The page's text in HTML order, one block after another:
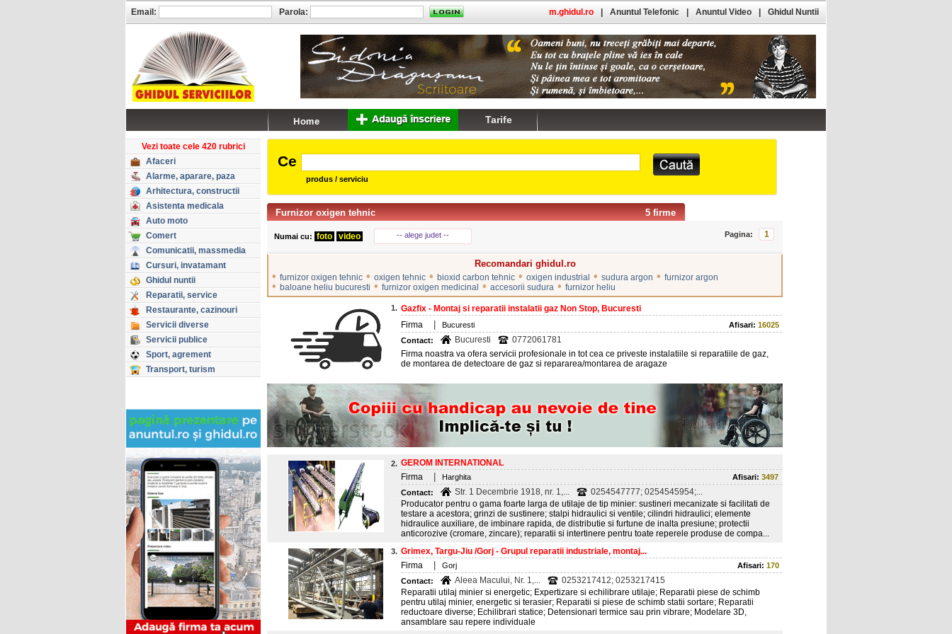
Vezi toate cele 420 rubrici
Afaceri
Alarme, aparare, paza
Arhitectura, constructii
Asistenta medicala
Auto moto
Comert
Comunicatii, massmedia
Cursuri, invatamant
Ghidul nuntii
Reparatii, service
Restaurante, cazinouri
Servicii diverse
Servicii publice
Sport, agrement
Transport, turism
Ce
produs / serviciu
5 firme
Furnizor oxigen tehnic
Numai cu: foto video -- alege judet -- Pagina: 1
Recomandari ghidul.ro
• furnizor oxigen tehnic • oxigen tehnic • bioxid carbon tehnic • oxigen industrial • sudura argon • furnizor argon
• baloane heliu bucuresti • furnizor oxigen medicinal • accesorii sudura • furnizor heliu
1. Gazfix - Montaj si reparatii instalatii gaz Non Stop, Bucuresti
Firma
Bucuresti Afisari: 16025
Contact:
Bucuresti
0772061781
Firma noastra va ofera servicii profesionale in tot cea ce priveste instalatiile si reparatiile de gaz,
de montarea de detectoare de gaz si repararea/montarea de aragaze
2. GEROM INTERNATIONAL
Firma
Harghita Afisari: 3497
Contact:
Str. 1 Decembrie 1918, nr. 1,...
0254547777; 0254545954;...
Producator pentru o gama foarte larga de utilaje de tip minier: sustineri mecanizate si facilitati de
testare a acestora; grinzi de sustinere; stalpi hidraulici si ventile; cilindri hidraulici; elemente
hidraulice auxiliare, de imbinare rapida, de distributie si furtune de inalta presiune; protectii
anticorozive (cromare, zincare); reparatii si intertinere pentru toate reperele produse de compa...
3. Grimex, Targu-Jiu /Gorj - Grupul reparatii industriale, montaj...
Firma
Gorj Afisari: 170
Contact:
Aleea Macului, Nr. 1,...
0253217412; 0253217415
Reparatii utilaj minier si energetic; Expertizare si echilibrare utilaje; Reparatii piese de schimb
pentru utilaj minier, energetic si terasier; Reparatii si piese de schimb statii sortare; Reparatii
reductoare diverse; Echilibrari statice; Detensionari termice sau prin vibrare; Modelare 3D,
ansamblare sau repere individuale
Email: Parola: m.ghidul.ro Anuntul Telefonic Anuntul Video Ghidul Nuntii
Tarife